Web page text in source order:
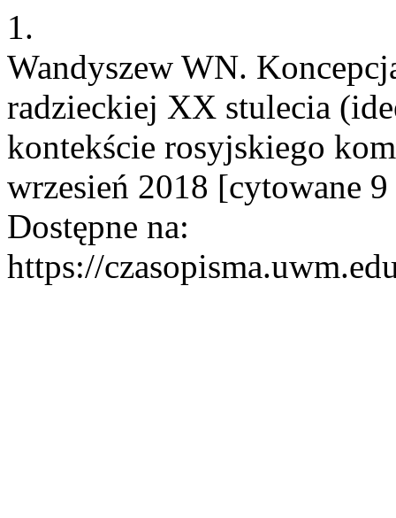
1.
Wandyszew WN.
radzieckiej XX stulecia
kontekście rosyjskiego
wrzesień 2018 [cytowane
Dostępne na:
https://